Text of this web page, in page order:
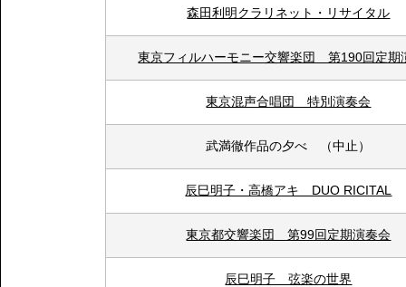
森田利明クラリネット・リサイタル
東京フィルハーモニー交響楽団 第190回定期
東京混声合唱団 特別演奏会
武満徹作品の夕べ （中止）
辰巳明子・高橋アキ DUO RICITAL
東京都交響楽団 第99回定期演奏会
辰巳明子 弦楽の世界